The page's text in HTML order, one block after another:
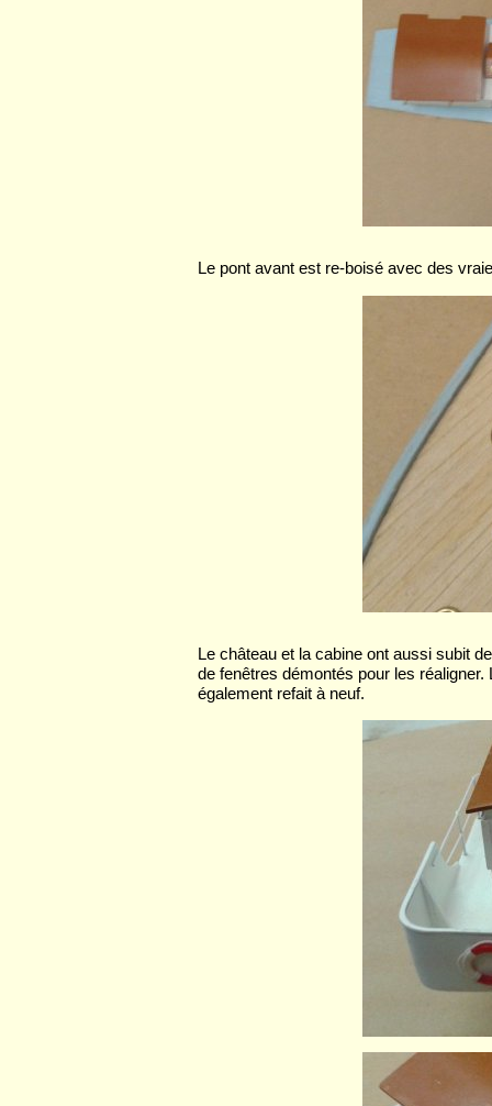
Le pont avant est re-boisé avec des
Le château et la cabine ont aussi subit
de fenêtres démontés pour les
également refait à neuf.